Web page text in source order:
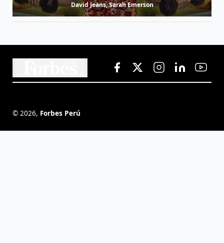
David Jeans, Sarah Emerson
© 2026, Forbes Perú